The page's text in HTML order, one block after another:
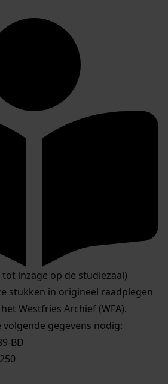
inzage op de studiezaal)
stukken in origineel raadplegen
Westfries Archief (WFA).
gegevens nodig:
BD